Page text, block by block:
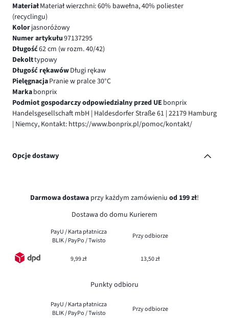
MateriałMateriał wierzchni: 60% bawełna, 40% poliester
(recyclingu)
Kolorjasnoróżowy
Numer artykułu97137295
Długość62 cm (w rozm. 40/42)
Dekolttypowy
Długość rękawówDługi rękaw
PielęgnacjaPranie w pralce 30°C
Markabonprix
Podmiot gospodarczy odpowiedzialny przed UE bonprix
Handelsgesellschaft mbH | Haldesdorfer Straße 61 | 22179 Hamburg
| Niemcy, Kontakt: https://www.bonprix.pl/pomoc/kontakt/
Opcje dostawy
Darmowa dostawa przy każdym zamówieniu od 199 zł!
Dostawa do domu Kurierem
PayU / Karta płatnicza
BLIK / PayPo / Twisto
Przy odbiorze
9,99 zł 13,50 zł
Punkty odbioru
PayU / Karta płatnicza
BLIK / PayPo / Twisto
Przy odbiorze